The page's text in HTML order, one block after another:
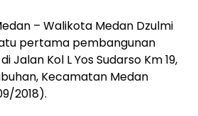
– Walikota Medan Dzulmi
pertama pembangunan
Jalan Kol L Yos Sudarso Km 19,
Kecamatan Medan
2018).